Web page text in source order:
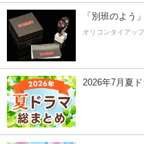
「別班のよう
オリコンタイアッ
2026年7月夏